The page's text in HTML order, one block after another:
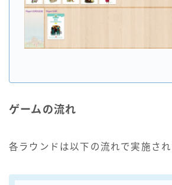
ゲームの流れ
各ラウンドは以下の流れで実施され